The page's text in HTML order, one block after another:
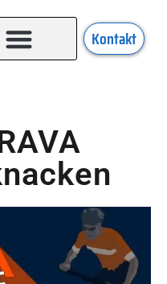
Kontakt